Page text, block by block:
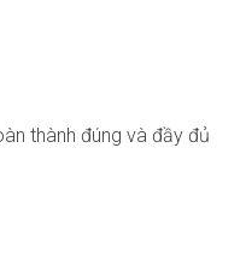
thành đúng và đầy đủ